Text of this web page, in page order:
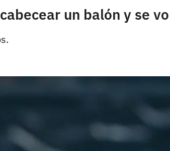
un balón y se